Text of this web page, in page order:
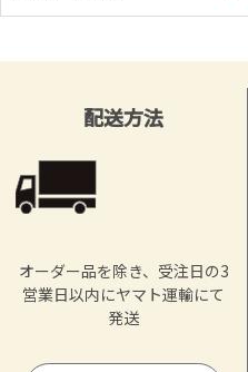
配送方法
オーダー品を除き、受注日の3
営業日以内にヤマト運輸にて
発送